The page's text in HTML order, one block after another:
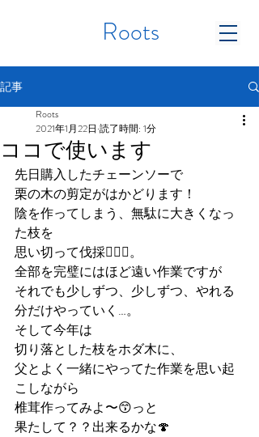
Roots
記事
ココで使います
Roots
2021年1月22日 読了時間: 1分
先日購入したチェーンソーで
栗の木の剪定がはかどります！
陰を作ってしまう、無駄に大きくなっ
た枝を
思い切って伐採👷🏻‍♂️。
全部を完璧にはほど遠い作業ですが
それでも少しずつ、少しずつ、やれる
分だけやっていく…。
そして今年は
切り落とした枝をホダ木に、
父とよく一緒にやってた作業を思い起
こしながら
椎茸作ってみよ〜😙っと
果たして？？出来るかな🍄